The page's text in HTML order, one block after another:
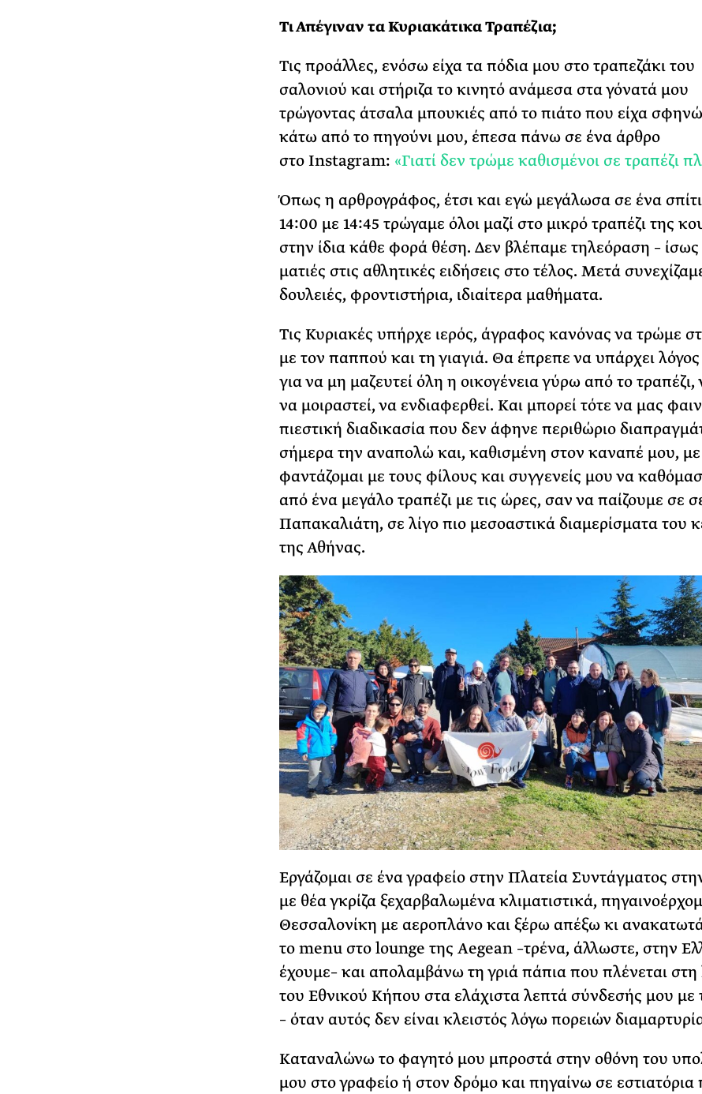
Τι Απέγιναν τα Κυριακάτικα Τραπέζια;
Τις προάλλες, ενόσω είχα τα πόδια μου στο τραπεζάκι του
σαλονιού και στήριζα το κινητό ανάμεσα στα γόνατά μου
τρώγοντας άτσαλα μπουκιές από το πιάτο που είχα
κάτω από το πηγούνι μου, έπεσα πάνω σε ένα άρθρο
στο Instagram: «Γιατί δεν τρώμε καθισμένοι σε τραπέζι
Όπως η αρθρογράφος, έτσι και εγώ μεγάλωσα σε ένα
14:00 με 14:45 τρώγαμε όλοι μαζί στο μικρό τραπέζι της
στην ίδια κάθε φορά θέση. Δεν βλέπαμε τηλεόραση –
ματιές στις αθλητικές ειδήσεις στο τέλος. Μετά
δουλειές, φροντιστήρια, ιδιαίτερα μαθήματα.
Τις Κυριακές υπήρχε ιερός, άγραφος κανόνας να τρώμε
με τον παππού και τη γιαγιά. Θα έπρεπε να υπάρχει
για να μη μαζευτεί όλη η οικογένεια γύρω από το τραπέζι,
να μοιραστεί, να ενδιαφερθεί. Και μπορεί τότε να μας
πιεστική διαδικασία που δεν άφηνε περιθώριο
σήμερα την αναπολώ και, καθισμένη στον καναπέ μου, με
φαντάζομαι με τους φίλους και συγγενείς μου να
από ένα μεγάλο τραπέζι με τις ώρες, σαν να παίζουμε σε
Παπακαλιάτη, σε λίγο πιο μεσοαστικά διαμερίσματα του
της Αθήνας.
Εργάζομαι σε ένα γραφείο στην Πλατεία Συντάγματος
με θέα γκρίζα ξεχαρβαλωμένα κλιματιστικά,
Θεσσαλονίκη με αεροπλάνο και ξέρω απέξω κι
το menu στο lounge της Aegean –τρένα, άλλωστε, στην
έχουμε– και απολαμβάνω τη γριά πάπια που πλένεται στη
του Εθνικού Κήπου στα ελάχιστα λεπτά σύνδεσής μου
– όταν αυτός δεν είναι κλειστός λόγω πορειών
Καταναλώνω το φαγητό μου μπροστά στην οθόνη του
μου στο γραφείο ή στον δρόμο και πηγαίνω σε εστιατόρια